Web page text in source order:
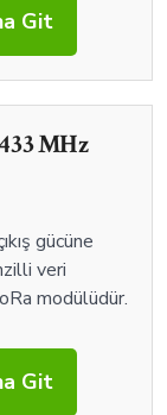
Git
MHz
gücüne
veri
modülüdür.
Git